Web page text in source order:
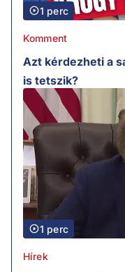
1 perc
Komment
Azt kérdezheti a
is tetszik?
1 perc
Hírek